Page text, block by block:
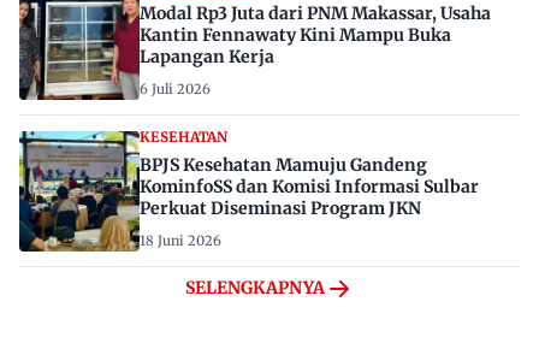
Modal Rp3 Juta dari PNM Makassar, Usaha
Kantin Fennawaty Kini Mampu Buka
Lapangan Kerja
6 Juli 2026
KESEHATAN
BPJS Kesehatan Mamuju Gandeng
KominfoSS dan Komisi Informasi Sulbar
Perkuat Diseminasi Program JKN
18 Juni 2026
SELENGKAPNYA